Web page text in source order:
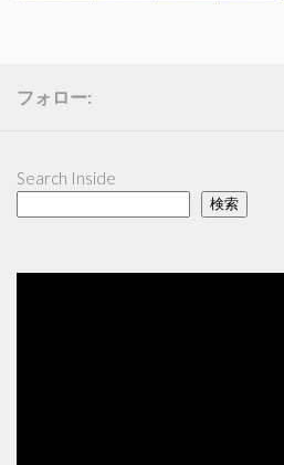
フォロー:
Search Inside
検索